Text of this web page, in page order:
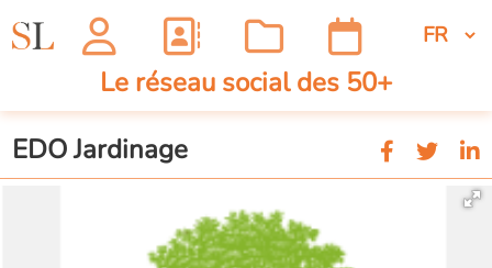
Le réseau social des 50+
EDO Jardinage